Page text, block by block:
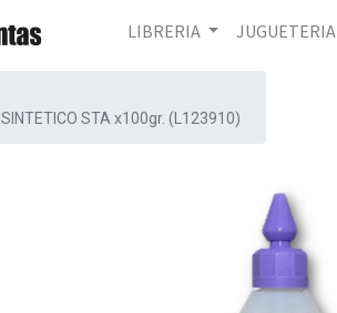
LIBRERIA JUGUETERIA
STA x100gr. (L123910)